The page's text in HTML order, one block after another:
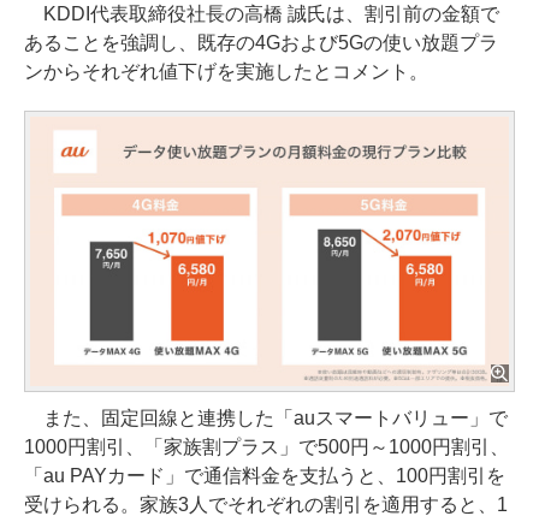
KDDI代表取締役社長の高橋 誠氏は、割引前の金額で
あることを強調し、既存の4Gおよび5Gの使い放題プラ
ンからそれぞれ値下げを実施したとコメント。
また、固定回線と連携した「auスマートバリュー」で
1000円割引、「家族割プラス」で500円～1000円割引、
「au PAYカード」で通信料金を支払うと、100円割引を
受けられる。家族3人でそれぞれの割引を適用すると、1